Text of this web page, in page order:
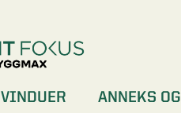
VINDUER ANNEKS